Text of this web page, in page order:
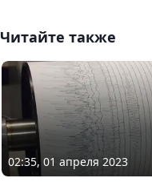
Читайте также
02:35, 01 апреля 2023